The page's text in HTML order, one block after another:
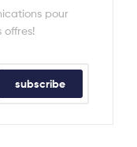
pour
offres!
subscribe